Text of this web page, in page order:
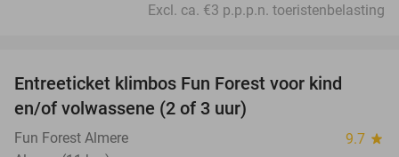
Excl. ca. €3 p.p.p.n. toeristenbelasting
Entreeticket klimbos Fun Forest voor kind
en/of volwassene (2 of 3 uur)
Fun Forest Almere 9.7 star